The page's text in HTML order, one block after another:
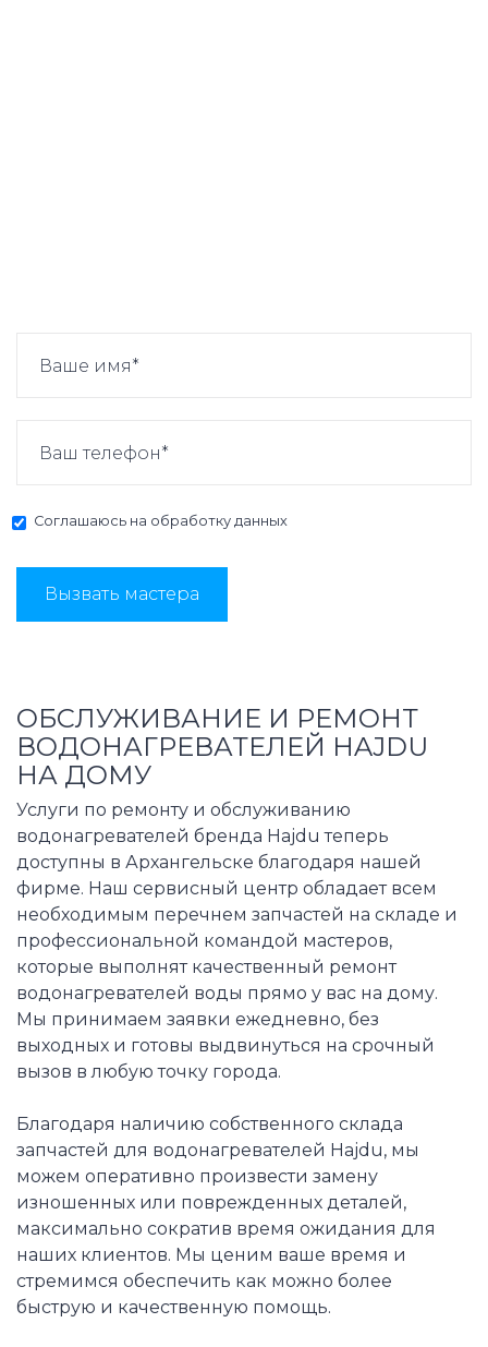
Соглашаюсь на обработку данных
Вызвать мастера
ОБСЛУЖИВАНИЕ И РЕМОНТ
ВОДОНАГРЕВАТЕЛЕЙ HAJDU
НА ДОМУ
Услуги по ремонту и обслуживанию
водонагревателей бренда Hajdu теперь
доступны в Архангельске благодаря нашей
фирме. Наш сервисный центр обладает всем
необходимым перечнем запчастей на складе и
профессиональной командой мастеров,
которые выполнят качественный ремонт
водонагревателей воды прямо у вас на дому.
Мы принимаем заявки ежедневно, без
выходных и готовы выдвинуться на срочный
вызов в любую точку города.
Благодаря наличию собственного склада
запчастей для водонагревателей Hajdu, мы
можем оперативно произвести замену
изношенных или поврежденных деталей,
максимально сократив время ожидания для
наших клиентов. Мы ценим ваше время и
стремимся обеспечить как можно более
быструю и качественную помощь.